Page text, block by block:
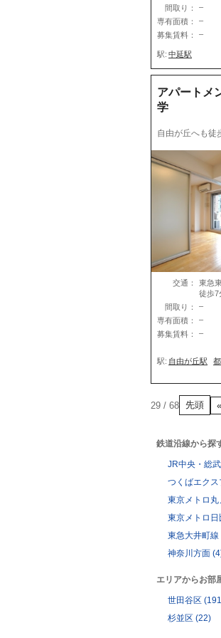
間取り：
–
専有面積：
–
募集賃料：
–
駅: 中延駅
アパートメ
学
自由が丘へも徒
交通：
東急
徒歩7
間取り：
–
専有面積：
–
募集賃料：
–
駅: 自由が丘駅
29 / 68 先頭 «
鉄道沿線から探
JR中央・総
つくばエクス
東京メトロ丸
東京メトロ日
東急大井町線
神奈川方面
エリアからお部
世田谷区
杉並区 (22)